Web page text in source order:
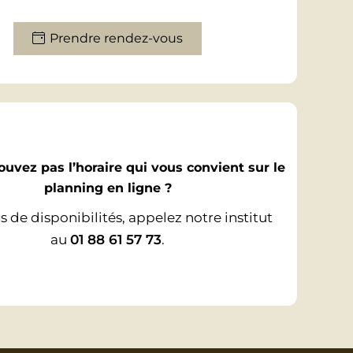
Prendre rendez-vous
pas l’horaire qui vous convient sur le
planning en ligne ?
de disponibilités, appelez notre institut
au01 88 61 57 73.